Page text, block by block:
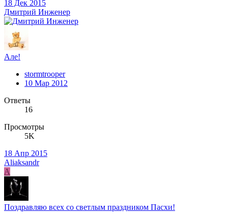
18 Дек 2015
Дмитрий Инженер
Але!
stormtrooper
10 Мар 2012
Ответы
16
Просмотры
5K
18 Апр 2015
Aliaksandr
A
Поздравляю всех со светлым праздником Пасхи!